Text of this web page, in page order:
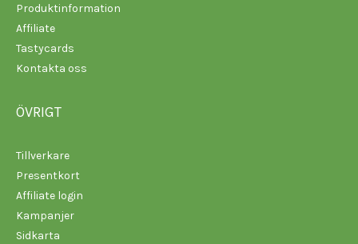
Produktinformation
Affiliate
Tastycards
Kontakta oss
ÖVRIGT
Tillverkare
Presentkort
Affiliate login
Kampanjer
Sidkarta